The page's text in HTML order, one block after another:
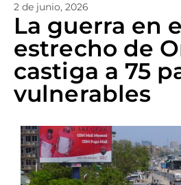
2 de junio, 2026
La guerra en
estrecho de
castiga a 75
vulnerables